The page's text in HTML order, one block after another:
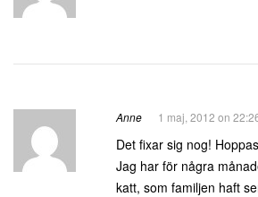
Anne 1 maj, 2012 on
Det fixar sig nog!
Jag har för några
katt, som familjen haft